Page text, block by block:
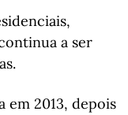
a ser
em 2013, depois